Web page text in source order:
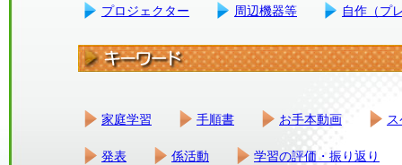
プロジェクター 周辺機器等 自作（プ
家庭学習 手順書 お手本動画
発表 係活動 学習の評価・振り返り